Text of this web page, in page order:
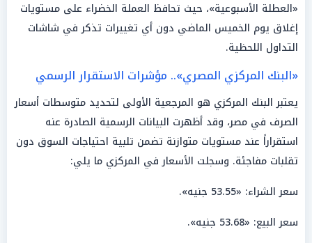
«العطلة الأسبوعية»، حيث تحافظ العملة الخضراء على مستويات
إغلاق يوم الخميس الماضي دون أي تغييرات تذكر في شاشات
التداول اللحظية.
«البنك المركزي المصري».. مؤشرات الاستقرار الرسمي
يعتبر البنك المركزي هو المرجعية الأولى لتحديد متوسطات أسعار
الصرف في مصر، وقد أظهرت البيانات الرسمية الصادرة عنه
استقراراً عند مستويات متوازنة تضمن تلبية احتياجات السوق دون
تقلبات مفاجئة. وسجلت الأسعار في المركزي ما يلي:
سعر الشراء: «53.55 جنيه».
سعر البيع: «53.68 جنيه».